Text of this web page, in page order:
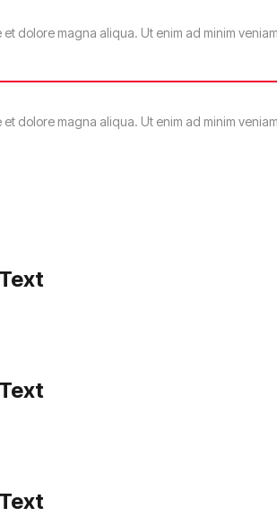
dolore magna aliqua. Ut enim ad minim
dolore magna aliqua. Ut enim ad minim